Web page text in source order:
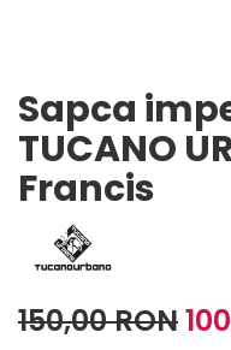
Accesorii
Protectii
GIRL POWER
Cadouri
Brelocuri
Huse Moto
Accesorii moto
Deflectoare
Parbriz universal
Proiectoare
Sapca
TUCANO
Francis
150,00 RON